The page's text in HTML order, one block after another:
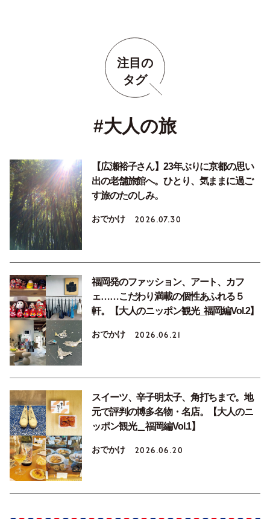
注目の
タグ
#大人の旅
【広瀬裕子さん】23年ぶりに京都の思い
出の老舗旅館へ。ひとり、気ままに過ご
す旅のたのしみ。
おでかけ 2026.07.30
福岡発のファッション、アート、カフ
ェ……こだわり満載の個性あふれる５
軒。【大人のニッポン観光_福岡編Vol.2】
おでかけ 2026.06.21
スイーツ、辛子明太子、角打ちまで。地
元で評判の博多名物・名店。【大人のニ
ッポン観光＿福岡編Vol.1】
おでかけ 2026.06.20